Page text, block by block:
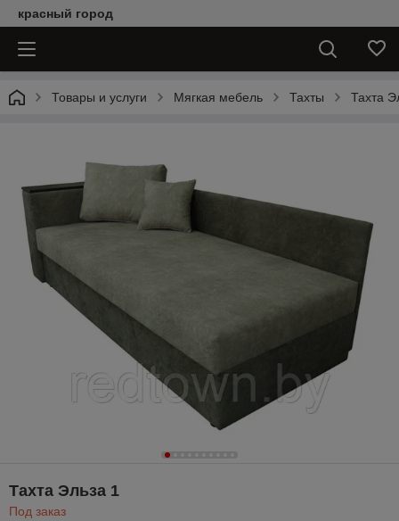
красный город
Товары и услуги Мягкая мебель Тахты Тахта
Тахта Эльза 1
Под заказ